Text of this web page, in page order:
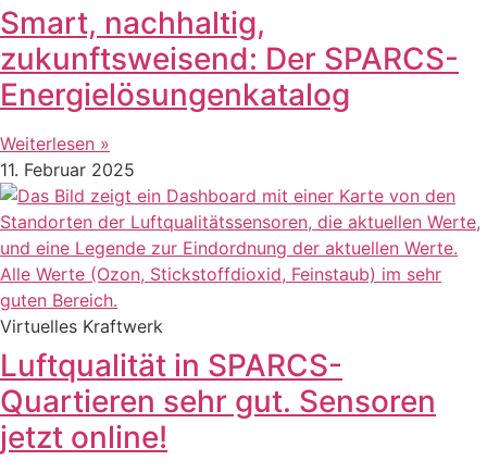
Smart, nachhaltig,
zukunftsweisend: Der SPARCS-
Energielösungenkatalog
Weiterlesen »
11. Februar 2025
Virtuelles Kraftwerk
Luftqualität in SPARCS-
Quartieren sehr gut. Sensoren
jetzt online!